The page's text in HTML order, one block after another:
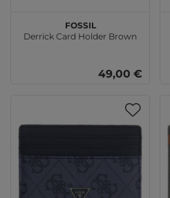
FOSSIL
Derrick Card Holder Brown
49,00 €